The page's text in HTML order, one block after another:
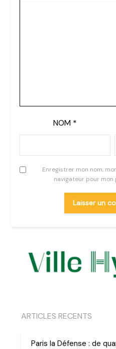
NOM *
Enregistrer mon nom,
navigateur pour
ARTICLES RECENTS
Paris la Défense : de